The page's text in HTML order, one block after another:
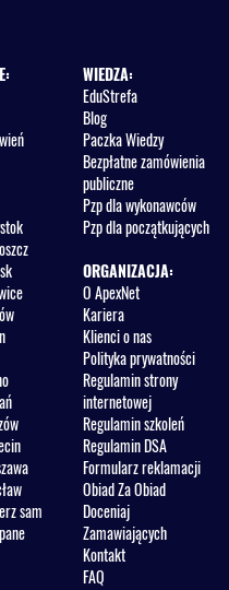
sam
WIEDZA:
EduStrefa
Blog
Paczka Wiedzy
Bezpłatne zamówienia
publiczne
Pzp dla wykonawców
Pzp dla początkujących
ORGANIZACJA:
O ApexNet
Kariera
Klienci o nas
Polityka prywatności
Regulamin strony
internetowej
Regulamin szkoleń
Regulamin DSA
Formularz reklamacji
Obiad Za Obiad
Doceniaj
Zamawiających
Kontakt
FAQ